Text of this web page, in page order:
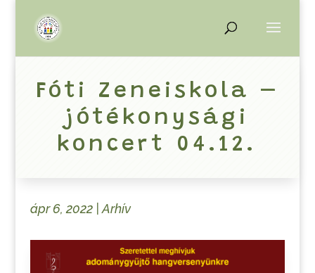
Fóti Zeneiskola –
jótékonysági
koncert 04.12.
ápr 6, 2022| Arhív